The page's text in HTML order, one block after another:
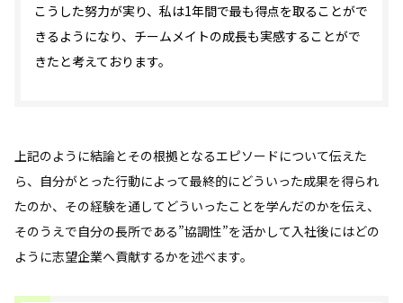
こうした努力が実り、私は1年間で最も得点を取ることがで
きるようになり、チームメイトの成長も実感することがで
きたと考えております。
上記のように結論とその根拠となるエピソードについて伝えた
ら、自分がとった行動によって最終的にどういった成果を得られ
たのか、その経験を通してどういったことを学んだのかを伝え、
そのうえで自分の長所である”協調性”を活かして入社後にはどの
ように志望企業へ貢献するかを述べます。